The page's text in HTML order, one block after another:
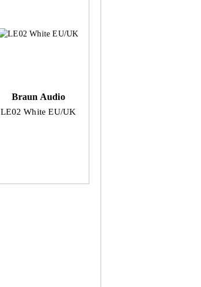
Braun Audio
LE02 White EU/UK